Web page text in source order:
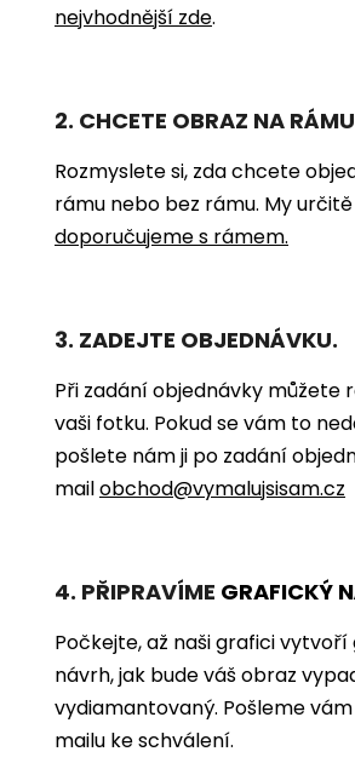
nejvhodnější zde.
2. CHCETE OBRAZ NA
Rozmyslete si, zda chcete
rámu nebo bez rámu. My určitě
doporučujeme s rámem.
3. ZADEJTE OBJEDNÁVKU.
Při zadání objednávky můžete
vaši fotku. Pokud se vám to
pošlete nám ji po zadání
mailobchod@vymalujsisam.cz
4. PŘIPRAVÍME GRAFICKÝ
Počkejte, až naši grafici
návrh, jak bude váš obraz
vydiamantovaný. Pošleme
mailu ke schválení.